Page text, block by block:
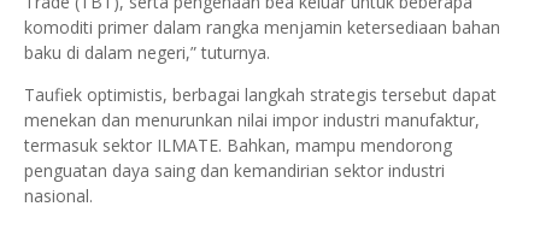
komoditi primer dalam rangka menjamin ketersediaan bahan
baku di dalam negeri,” tuturnya.
Taufiek optimistis, berbagai langkah strategis tersebut dapat
menekan dan menurunkan nilai impor industri manufaktur,
termasuk sektor ILMATE. Bahkan, mampu mendorong
penguatan daya saing dan kemandirian sektor industri
nasional.